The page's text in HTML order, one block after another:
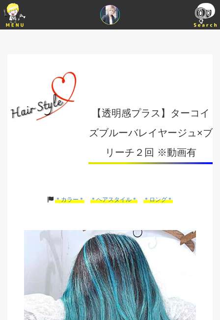
【透明感プラス】ターコイ
ズブルーバレイヤージュ×ブ
リーチ２回 ※動画有
＊カラー＊ ＊ヘアスタイル＊ ＊ロング＊